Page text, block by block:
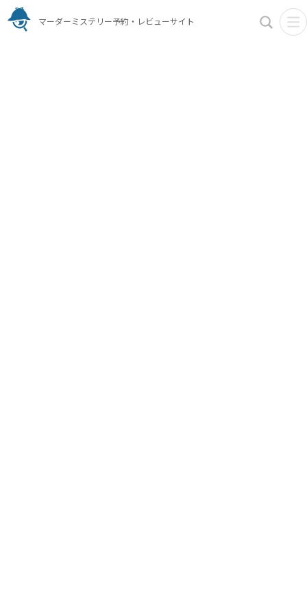
マーダーミステリー予約・レビューサイト